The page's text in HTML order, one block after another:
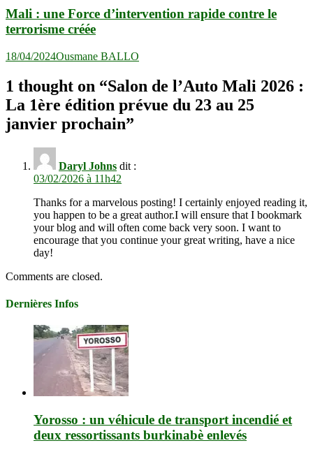
Mali : une Force d’intervention rapide contre le
terrorisme créée
18/04/2024Ousmane BALLO
1 thought on “Salon de l’Auto Mali 2026 :
La 1ère édition prévue du 23 au 25
janvier prochain”
Daryl Johns dit :
03/02/2026 à 11h42
Thanks for a marvelous posting! I certainly enjoyed reading it,
you happen to be a great author.I will ensure that I bookmark
your blog and will often come back very soon. I want to
encourage that you continue your great writing, have a nice
day!
Comments are closed.
Dernières Infos
Yorosso : un véhicule de transport incendié et
deux ressortissants burkinabè enlevés